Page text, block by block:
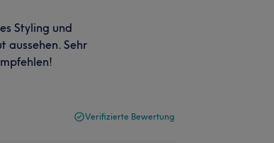
Styling und
aussehen. Sehr
Verifizierte Bewertung